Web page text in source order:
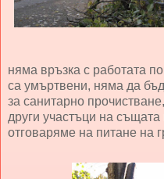
няма връзка с работата
са умъртвени, няма да
за санитарно
други участъци на
отговаряме на питане на